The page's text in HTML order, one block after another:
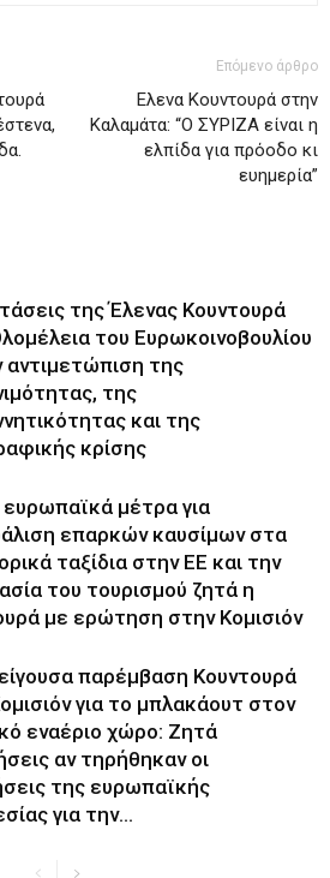
Επόμενο άρθρο
Ελενα Κουντουρά στην
Καλαμάτα: “Ο ΣΥΡΙΖΑ είναι η
ελπίδα για πρόοδο κι
ευημερία”
της Έλενας Κουντουρά
του Ευρωκοινοβουλίου
αντιμετώπιση της
της
και της
κρίσης
μέτρα για
επαρκών καυσίμων στα
ταξίδια στην ΕΕ και την
του τουρισμού ζητά η
με ερώτηση στην Κομισιόν
παρέμβαση Κουντουρά
για το μπλακάουτ στον
εναέριο χώρο: Ζητά
αν τηρήθηκαν οι
της ευρωπαϊκής
για την...